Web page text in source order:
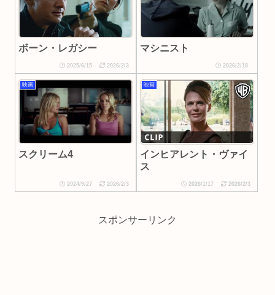
ボーン・レガシー
2025/6/15 2026/2/3
マシニスト
2026/2/18
映画
スクリーム4
2024/9/27 2026/2/3
映画
インヒアレント・ヴァイ
ス
2026/1/17 2026/2/3
スポンサーリンク